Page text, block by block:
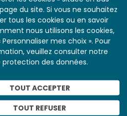
du site. Si vous ne souhaitez
tous les cookies ou en savoir
nous utilisons les cookies,
mes choix ». Pour
veuillez consulter notre
des données.
TOUT ACCEPTER
TOUT REFUSER
époque.
événements d’hier, c’est
Un site qui
enseignants, élèves… mais
d’art et d’histoire.
ressources